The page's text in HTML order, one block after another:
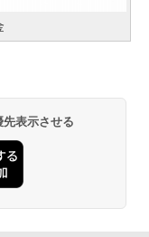
表示させる